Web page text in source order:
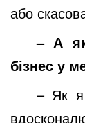
або
– А
бізнес у
– Як я